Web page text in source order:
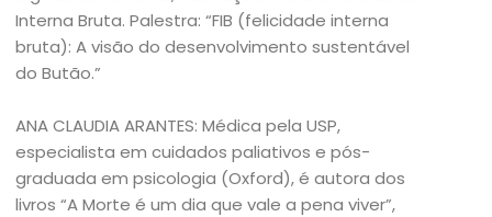
Interna Bruta. Palestra: “FIB (felicidade interna
bruta): A visão do desenvolvimento sustentável
do Butão.”
ANA CLAUDIA ARANTES: Médica pela USP,
especialista em cuidados paliativos e pós-
graduada em psicologia (Oxford), é autora dos
livros “A Morte é um dia que vale a pena viver”,